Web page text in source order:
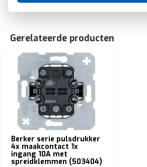
Gerelateerde producten
Berker serie pulsdrukker
4x maakcontact 1x
ingang 10A met
spreidklemmen (503404)